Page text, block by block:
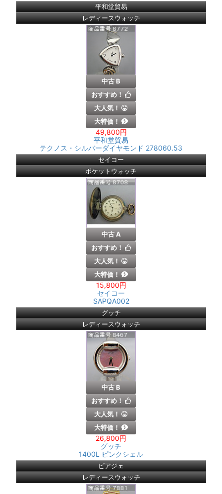
平和堂貿易
レディースウォッチ
中古 B
おすすめ！
大人気！
大特価！
49,800円
平和堂貿易
テクノス・シルバーダイヤモンド 278060.53
セイコー
ポケットウォッチ
中古 A
おすすめ！
大人気！
大特価！
15,800円
セイコー
SAPQA002
グッチ
レディースウォッチ
中古 B
おすすめ！
大人気！
大特価！
26,800円
グッチ
1400L ピンクシェル
ピアジェ
レディースウォッチ